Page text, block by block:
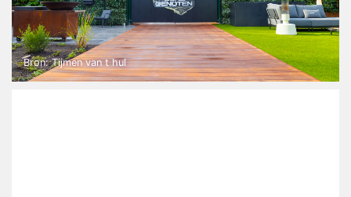
Bron: Tijmen van t hul